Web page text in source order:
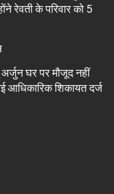
रेवती के परिवार को 5
घर पर मौजूद नहीं
शिकायत दर्ज